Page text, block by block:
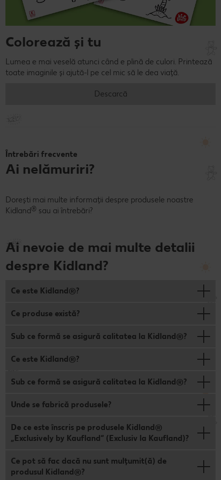
Colorează și tu
Lumea e mai veselă atunci când e plină de culori. Printează
toate imaginile și ajută-l pe cel mic să le dea viață.
Descarcă
Întrebări frecvente
Ai nelămuriri?
Dorești mai multe informații despre produsele noastre
Kidland ® sau ai întrebări?
Ai nevoie de mai multe detalii
despre Kidland?
Ce este Kidland®?
Ce produse există?
Sub ce formă se asigură calitatea la Kidland®?
Ce este Kidland®?
Sub ce formă se asigură calitatea la Kidland®?
Unde se fabrică produsele?
De ce este înscris pe produsele Kidland®
„Exclusively by Kaufland“ (Exclusiv la Kaufland)?
Ce pot să fac dacă nu sunt mulțumit(ă) de
produsul Kidland®?